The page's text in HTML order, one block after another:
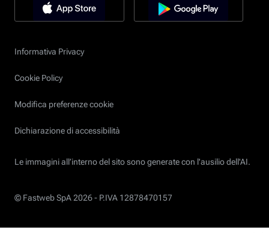
Informativa Privacy
Cookie Policy
Modifica preferenze cookie
Dichiarazione di accessibilità
Le immagini all’interno del sito sono generate con l'ausilio dell'AI.
© Fastweb SpA 2026 - P.IVA 12878470157